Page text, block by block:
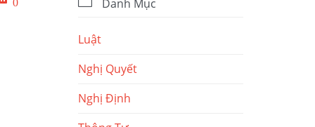
Danh Mục
Luật
Nghị Quyết
Nghị Định